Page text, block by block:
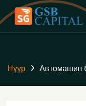
Нүүр Автомашин